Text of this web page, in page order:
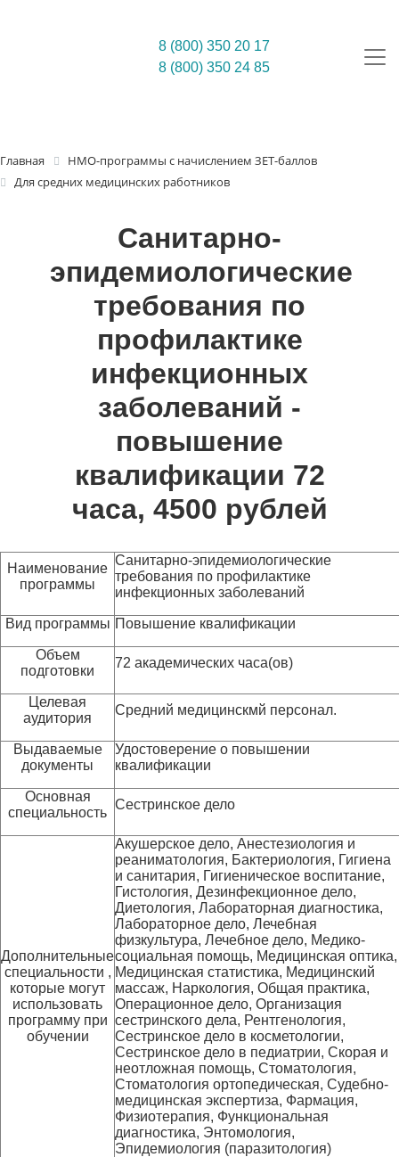
8 (800) 350 20 17
8 (800) 350 24 85
Главная
НМО-программы с начислением ЗЕТ-баллов
Для средних медицинских работников
Санитарно-
эпидемиологические
требования по
профилактике
инфекционных
заболеваний -
повышение
квалификации 72
часа, 4500 рублей
Наименование
программы
Санитарно-эпидемиологические
требования по профилактике
инфекционных заболеваний
Вид программы Повышение квалификации
Объем
подготовки
72 академических часа(ов)
Целевая
аудитория
Средний медицинскмй персонал.
Выдаваемые
документы
Удостоверение о повышении
квалификации
Основная
специальность
Сестринское дело
Дополнительные
специальности ,
которые могут
использовать
программу при
обучении
Акушерское дело, Анестезиология и
реаниматология, Бактериология, Гигиена
и санитария, Гигиеническое воспитание,
Гистология, Дезинфекционное дело,
Диетология, Лабораторная диагностика,
Лабораторное дело, Лечебная
физкультура, Лечебное дело, Медико-
социальная помощь, Медицинская оптика,
Медицинская статистика, Медицинский
массаж, Наркология, Общая практика,
Операционное дело, Организация
сестринского дела, Рентгенология,
Сестринское дело в косметологии,
Сестринское дело в педиатрии, Скорая и
неотложная помощь, Стоматология,
Стоматология ортопедическая, Судебно-
медицинская экспертиза, Фармация,
Физиотерапия, Функциональная
диагностика, Энтомология,
Эпидемиология (паразитология)